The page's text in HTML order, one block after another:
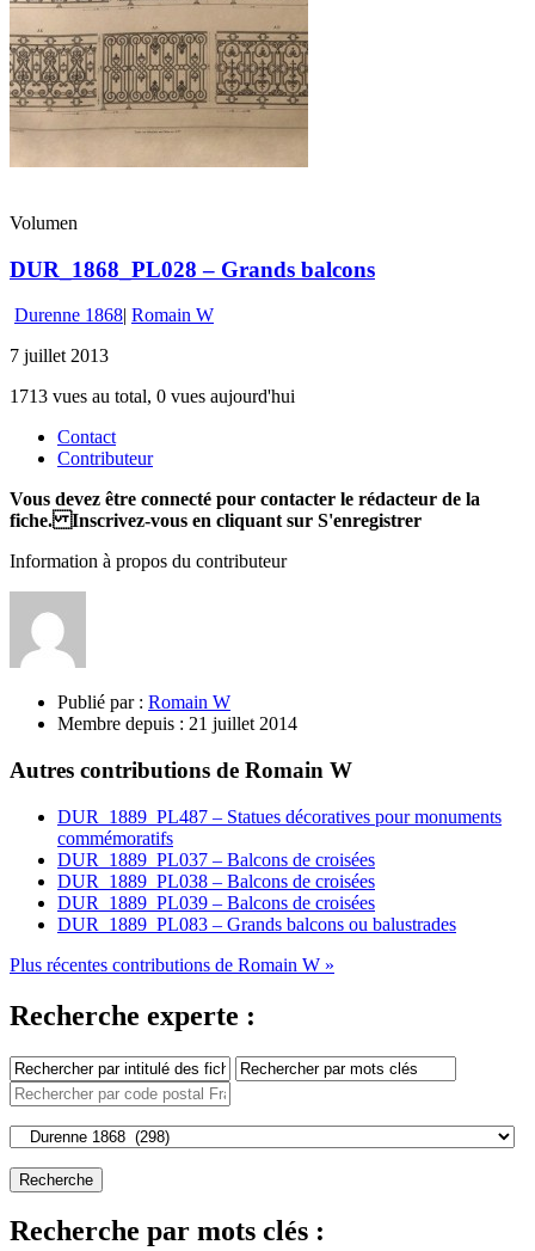
Volumen
DUR_1868_PL028 – Grands balcons
Durenne 1868| Romain W
7 juillet 2013
1713 vues au total, 0 vues aujourd'hui
Contact
Contributeur
Vous devez être connecté pour contacter le rédacteur de la
fiche. Inscrivez-vous en cliquant sur S'enregistrer
Information à propos du contributeur
Publié par : Romain W
Membre depuis : 21 juillet 2014
Autres contributions de Romain W
DUR_1889_PL487 – Statues décoratives pour monuments
commémoratifs
DUR_1889_PL037 – Balcons de croisées
DUR_1889_PL038 – Balcons de croisées
DUR_1889_PL039 – Balcons de croisées
DUR_1889_PL083 – Grands balcons ou balustrades
Plus récentes contributions de Romain W »
Recherche experte :
Recherche par mots clés :